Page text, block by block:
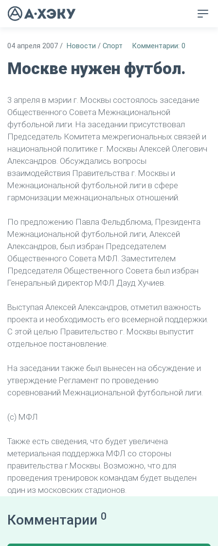
04 апреля 2007 / Новости / Спорт Комментарии: 0
Москве нужен футбол.
3 апреля в мэрии г. Москвы состоялось заседание
Общественного Совета Межнациональной
футбольной лиги. На заседании присутствовал
Председатель Комитета межрегиональных связей и
национальной политике г. Москвы Алексей Олегович
Александров. Обсуждались вопросы
взаимодействия Правительства г. Москвы и
Межнациональной футбольной лиги в сфере
гармонизации межнациональных отношений.
По предложению Павла Фельдблюма, Президента
Межнациональной футбольной лиги, Алексей
Александров, был избран Председателем
Общественного Совета МФЛ. Заместителем
Председателя Общественного Совета был избран
Генеральный директор МФЛ Дауд Хучиев.
Выступая Алексей Александров, отметил важность
проекта и необходимость его всемерной поддержки.
С этой целью Правительство г. Москвы выпустит
отдельное постановление.
На заседании также был вынесен на обсуждение и
утверждение Регламент по проведению
соревнований Межнациональной футбольной лиги.
(с) МФЛ
Также есть сведения, что будет увеличена
метериальная поддержка МФЛ со стороны
правительства г.Москвы. Возможно, что для
проведения тренировок командам будет выделен
один из московских стадионов.
Комментарии 0